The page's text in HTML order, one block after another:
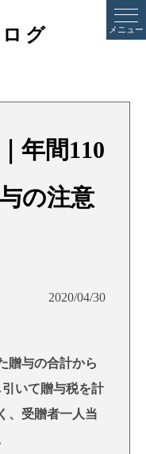
メニュー
グ
年間110
の注意
2020/04/30
贈与の合計から
いて贈与税を計
、受贈者一人当